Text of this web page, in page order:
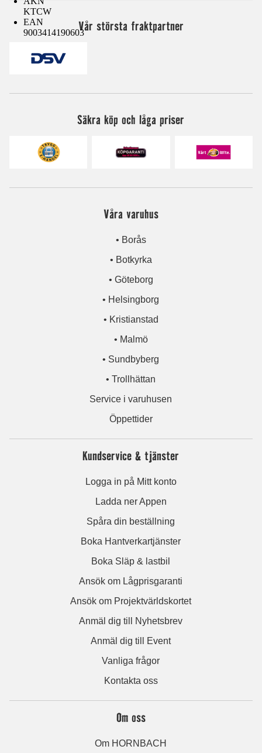
KTCW
EAN
9003414190603Vår största fraktpartner
Säkra köp och låga priser
Våra varuhus
• Borås
• Botkyrka
• Göteborg
• Helsingborg
• Kristianstad
• Malmö
• Sundbyberg
• Trollhättan
Service i varuhusen
Öppettider
Kundservice & tjänster
Logga in på Mitt konto
Ladda ner Appen
Spåra din beställning
Boka Hantverkartjänster
Boka Släp & lastbil
Ansök om Lågprisgaranti
Ansök om Projektvärldskortet
Anmäl dig till Nyhetsbrev
Anmäl dig till Event
Vanliga frågor
Kontakta oss
Om oss
Om HORNBACH